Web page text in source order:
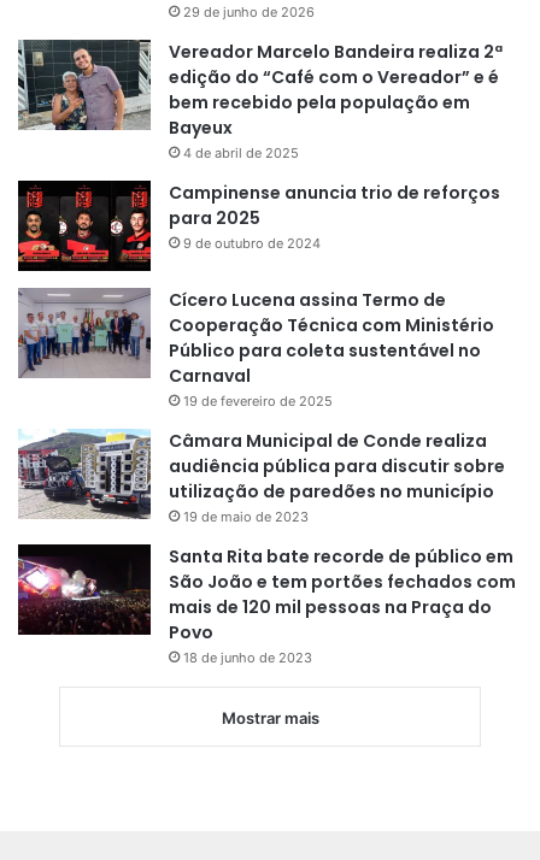
29 de junho de 2026
Vereador Marcelo Bandeira realiza 2ª
edição do “Café com o Vereador” e é
bem recebido pela população em
Bayeux
4 de abril de 2025
Campinense anuncia trio de reforços
para 2025
9 de outubro de 2024
Cícero Lucena assina Termo de
Cooperação Técnica com Ministério
Público para coleta sustentável no
Carnaval
19 de fevereiro de 2025
Câmara Municipal de Conde realiza
audiência pública para discutir sobre
utilização de paredões no município
19 de maio de 2023
Santa Rita bate recorde de público em
São João e tem portões fechados com
mais de 120 mil pessoas na Praça do
Povo
18 de junho de 2023
Mostrar mais